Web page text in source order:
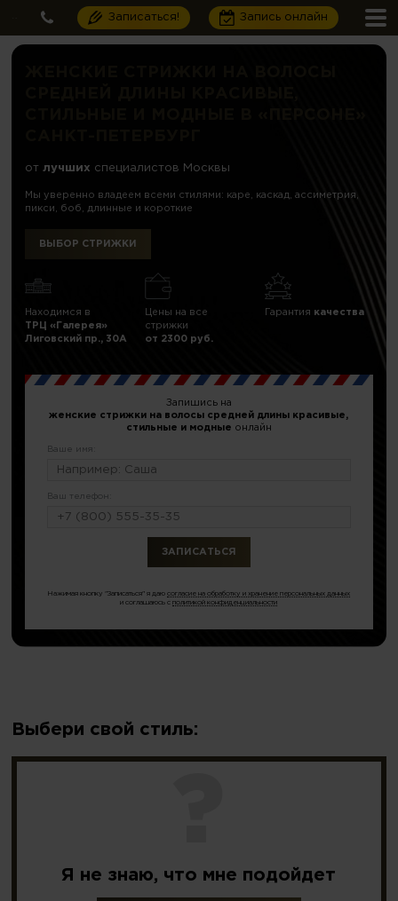
Записаться! Запись онлайн
от лучших специалистов Москвы
Мы уверенно владеем всеми стилями: каре, каскад, ассиметрия,
пикси, боб, длинные и короткие
ВЫБОР СТРИЖКИ
Находимся в
ТРЦ «Галерея»
Лиговский пр., 30А
Цены на все
стрижки
от 2300 руб.
Гарантия качества
Запишись на
женские стрижки на волосы средней длины красивые,
стильные и модные онлайн
Ваше имя:
Ваш телефон:
Нажимая кнопку "Записаться" я даюсогласие на обработку и хранение персональных данных
и соглашаюсь сполитикой конфиденциальности
Выбери свой стиль:
Я не знаю, что мне подойдет